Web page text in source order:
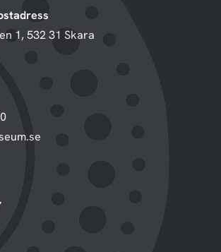
1, 532 31 Skara